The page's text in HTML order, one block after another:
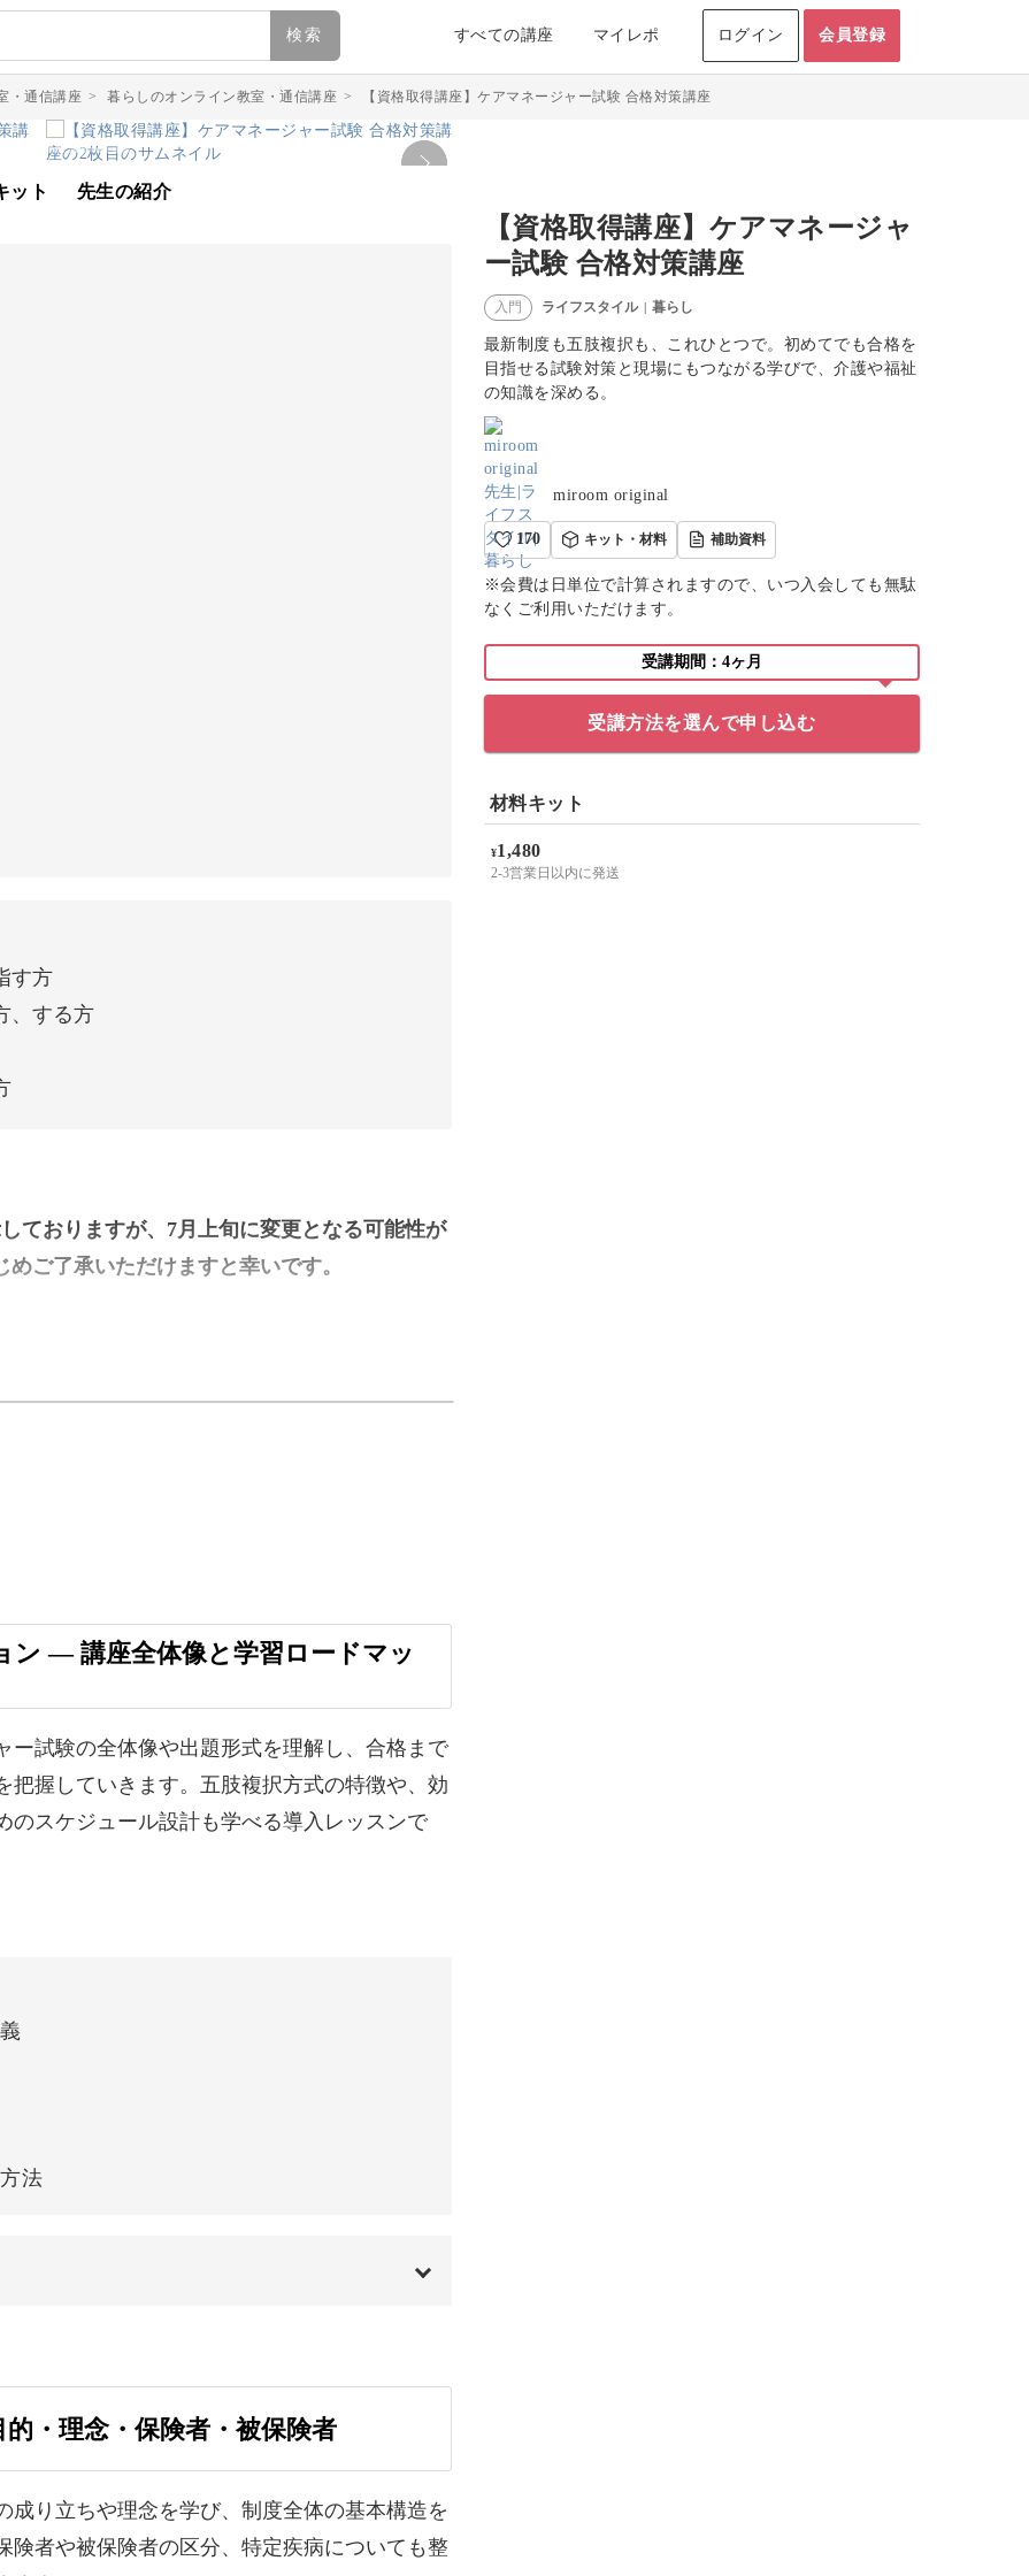
検索 すべての講座 マイレポ ログイン 会員登録
・通信講座 > 暮らしのオンライン教室・通信講座 > 【資格取得講座】ケアマネージャー試験 合格対策講座
【資格取得講座】ケアマネージャ
ー試験 合格対策講座
入門 ライフスタイル | 暮らし
最新制度も五肢複択も、これひとつで。初めてでも合格を
目指せる試験対策と現場にもつながる学びで、介護や福祉
の知識を深める。
miroom original
170 キット・材料 補助資料
※会費は日単位で計算されますので、いつ入会しても無駄
なくご利用いただけます。
受講期間：4ヶ月
受講方法を選んで申し込む
材料キット
¥1,480
2-3営業日以内に発送
ット 先生の紹介
す方
、する方
ておりますが、7月上旬に変更となる可能性が
ご了承いただけますと幸いです。
すが、最初から難しい知識が必要なわけでは
れるよう、基礎から試験対策まで丁寧に解説
ながる学びを一緒にはじめていきましょう。
ら手をつければいいの？」と戸惑いやすい試
・福祉サービスの3分野をバランスよく学
― 講座全体像と学習ロードマッ
ー試験の全体像や出題形式を理解し、合格まで
把握していきます。五肢複択方式の特徴や、効
のスケジュール設計も学べる導入レッスンで
法
01:29
03:25
04:47
・理念・保険者・被保険者
成り立ちや理念を学び、制度全体の基本構造を
険者や被保険者の区分、特定疾病についても整